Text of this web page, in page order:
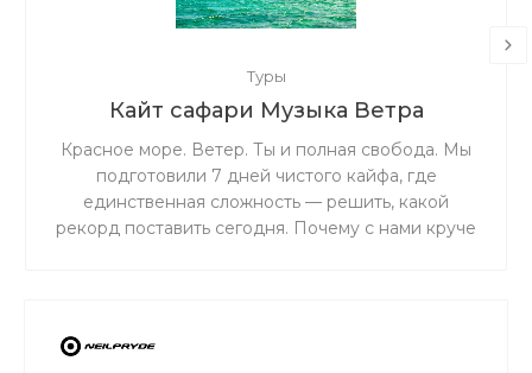
Туры
Кайт сафари Музыка Ветра
Красное море. Ветер. Ты и полная свобода. Мы
подготовили 7 дней чистого кайфа, где
единственная сложность — решить, какой
рекорд поставить сегодня. Почему с нами круче
надежных руках. Эстетика в кадре: Видео и